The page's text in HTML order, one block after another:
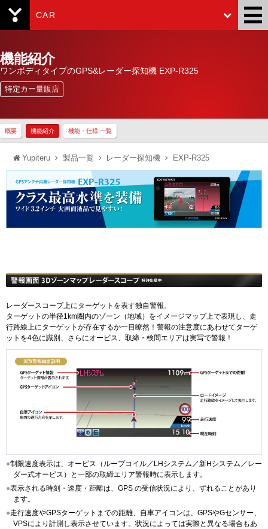
CAR
機能紹介
ワンボディタイプのGPS&レーダー探知機 EXP-R325
特定カー量販店
概要 機能紹介 機能・仕様 一覧
Yupiteru 製品一覧 レーダー探知機 EXP-R325
レーダースコープ上にターゲットを表す独自警報。
ターゲットの半径1km圏内のゾーン（地域）をイメージマップ上で表現し、走
行路線上にターゲットが存在するか一目瞭然！警報の注意度にあわせてターゲ
ットを4色に識別、さらにオービス、取締・検問エリアは実写で警報！
●制限速度表示は、オービス（ループコイル／LHシステム／新Hシステム／レー
ダー式オービス）と一部の取締エリア警報時に表示します。
●表示される時刻・速度・距離は、GPS の受信状況により、ずれることがあり
ます。
●走行速度やGPSターゲットまでの距離、自車アイコンは、GPSやGセンサー、
VPSにより計測し表示させています。状況によっては実際と異なる場合もあ